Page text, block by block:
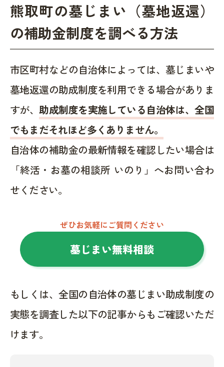
熊取町の墓じまい（墓地返還）
の補助金制度を調べる方法
市区町村などの自治体によっては、墓じまいや
墓地返還の助成制度を利用できる場合がありま
すが、助成制度を実施している自治体は、全国
でもまだそれほど多くありません。
自治体の補助金の最新情報を確認したい場合は
「終活・お墓の相談所 いのり」へお問い合わ
せください。
ぜひお気軽にご質問ください
墓じまい無料相談
もしくは、全国の自治体の墓じまい助成制度の
実態を調査した以下の記事からもご確認いただ
けます。